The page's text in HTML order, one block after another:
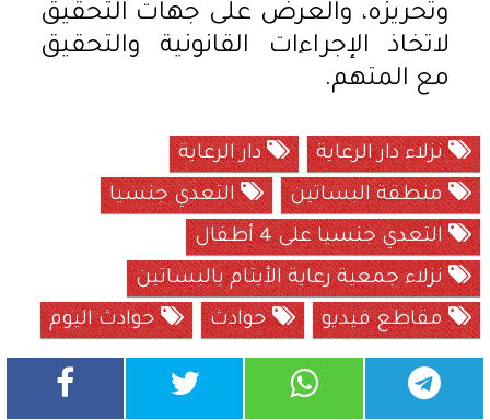
وتحريزه، والعرض على جهات التحقيق
لاتخاذ الإجراءات القانونية والتحقيق
مع المتهم.
نزلاء دار الرعاية
دار الرعاية
منطقة البساتين
التعدي جنسيا
التعدي جنسيا على 4 أطفال
نزلاء جمعية رعاية الأيتام بالبساتين
مقاطع فيديو
حوادث حوادث اليوم